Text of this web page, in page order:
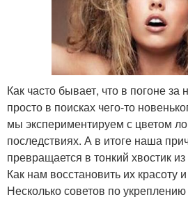
Как часто бывает, что в погоне
просто в поисках чего-то
мы экспериментируем с цветом
последствиях. А в итоге наша
превращается в тонкий хвостик
Как нам восстановить их красоту
Несколько советов по